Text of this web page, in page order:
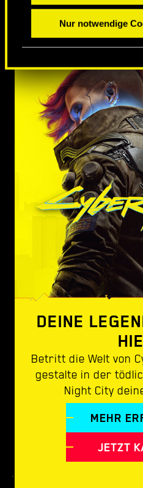
Nur notwendige
DEINE
Betritt die Welt von
gestalte in der
Night City
MEHR
JETZT